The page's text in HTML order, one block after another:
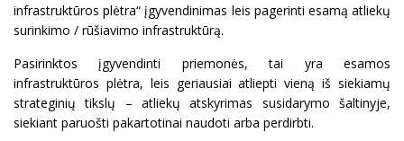
infrastruktūros plėtra“ įgyvendinimas leis pagerinti esamą atliekų
surinkimo / rūšiavimo infrastruktūrą.
Pasirinktos įgyvendinti priemonės, tai yra esamos
infrastruktūros plėtra, leis geriausiai atliepti vieną iš siekiamų
strateginių tikslų – atliekų atskyrimas susidarymo šaltinyje,
siekiant paruošti pakartotinai naudoti arba perdirbti.